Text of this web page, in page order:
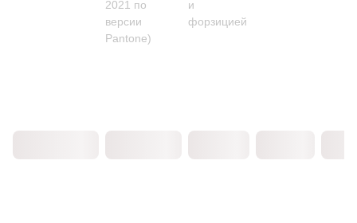
2021 по
версии
Pantone)
и
форзицией